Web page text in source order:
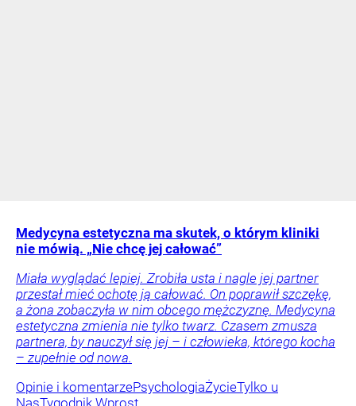
Medycyna estetyczna ma skutek, o którym kliniki
nie mówią. „Nie chcę jej całować”
Miała wyglądać lepiej. Zrobiła usta i nagle jej partner
przestał mieć ochotę ją całować. On poprawił szczękę,
a żona zobaczyła w nim obcego mężczyznę. Medycyna
estetyczna zmienia nie tylko twarz. Czasem zmusza
partnera, by nauczył się jej – i człowieka, którego kocha
– zupełnie od nowa.
Opinie i komentarzePsychologiaŻycieTylko u